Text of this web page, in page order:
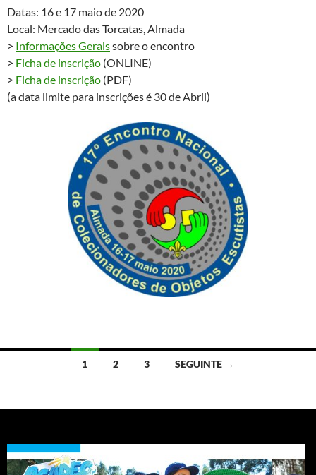
Datas: 16 e 17 maio de 2020
Local: Mercado das Torcatas, Almada
> Informações Geraissobre o encontro
> Ficha de inscrição (ONLINE)
> Ficha de inscrição (PDF)
(a data limite para inscrições é 30 de Abril)
Navegação
artigos
1 2 3 SEGUINTE →